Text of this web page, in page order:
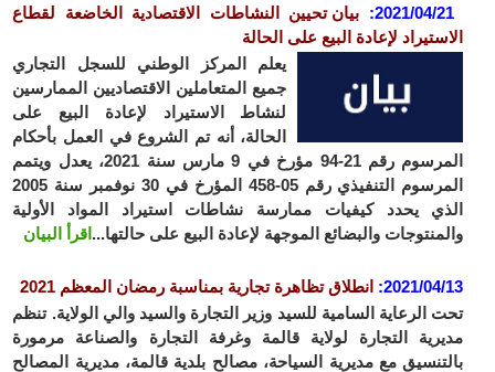
2021/04/
: بيان تحيين النشاطات الاقتصادية الخاضعة لقطاع
لإعادة البيع على الحالة
يعلم المركز الوطني للسجل التجاري
جميع المتعاملين الاقتصاديين الممارسين
لنشاط الاستيراد لإعادة البيع على
الحالة، أنه تم الشروع في العمل بأحكام
المرسوم رقم 21-94 مؤرخ في 9 مارس سنة 2021، يعدل ويتمم
المرسوم التنفيذي رقم 05-458 المؤرخ في 30 نوفمبر سنة 2005
يحدد كيفيات ممارسة نشاطات استيراد المواد الأولية
والبضائع الموجهة لإعادة البيع على حالتها...اقرأ البيان
2021/
:انطلاق تظاهرة تجارية بمناسبة رمضان المعظم 2021
الرعاية السامية للسيد وزير التجارة والسيد والي الولاية. تنظم
التجارة لولاية قالمة وغرفة التجارة والصناعة مرمورة
مع مديرية السياحة، مصالح بلدية قالمة، مديرية المصالح